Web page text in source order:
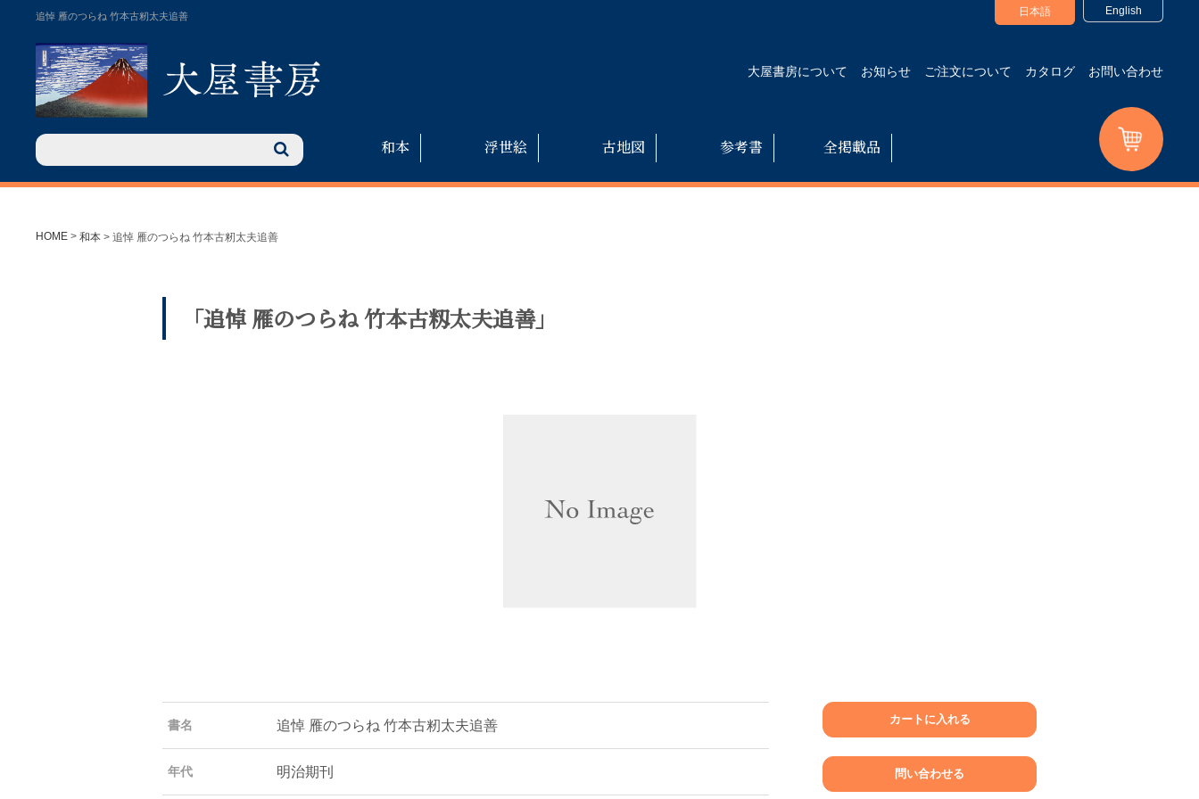
追悼 雁のつらね 竹本古籾太夫追善 日本語 English
大屋書房について お知らせ ご注文について カタログ お問い合わせ
和本 浮世絵 古地図 参考書 全掲載品
HOME > 和本 > 追悼 雁のつらね 竹本古籾太夫追善
「追悼 雁のつらね 竹本古籾太夫追善」
書名 追悼 雁のつらね 竹本古籾太夫追善
年代 明治期刊